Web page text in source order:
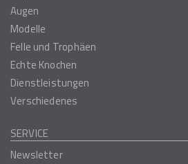
Augen
Modelle
Felle und Trophäen
Echte Knochen
Dienstleistungen
Verschiedenes
SERVICE
Newsletter